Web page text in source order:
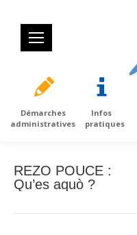
Démarches
administratives
Infos
pratiques
REZO POUCE :
Qu’es aquò ?